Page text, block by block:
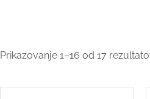
Prikazovanje 1–16 od 17